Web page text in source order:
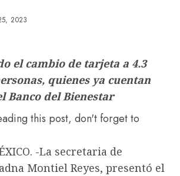
2023
el cambio de tarjeta a 4.3
quienes ya cuentan
Banco del Bienestar
this post, don't forget to
-La secretaria de
Montiel Reyes, presentó el